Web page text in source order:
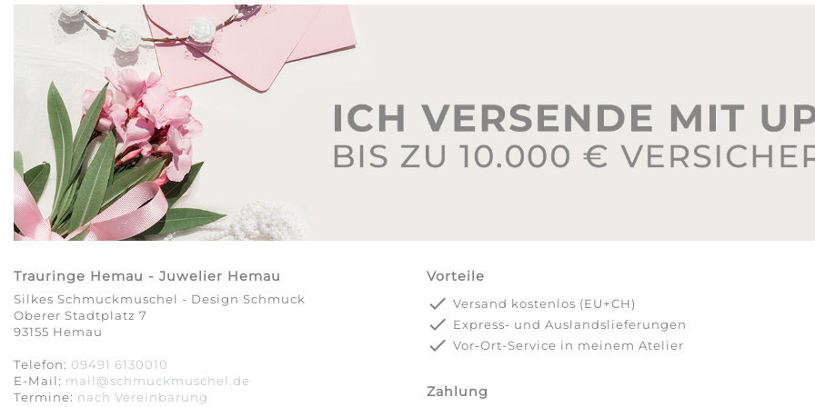
Trauringe Hemau - Juwelier Hemau
Silkes Schmuckmuschel - Design Schmuck
Oberer Stadtplatz 7
93155 Hemau
Telefon: 09491 6130010
E-Mail: mail@schmuckmuschel.de
Termine: nach Vereinbarung​​​​​​​
Vorteile
done Versand kostenlos (EU+CH)
done Express- und Auslandslieferungen
done Vor-Ort-Service in meinem Atelier
Zahlung